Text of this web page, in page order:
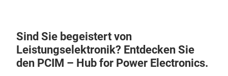
Sind Sie begeistert von
Leistungselektronik? Entdecken Sie
den PCIM – Hub for Power Electronics.